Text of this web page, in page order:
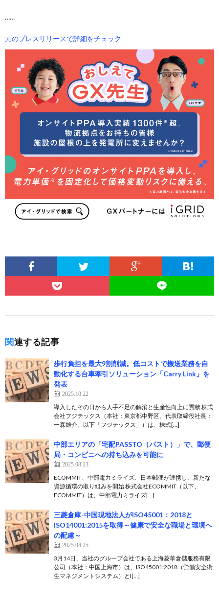
……
元のプレスリリースで詳細をチェック
関連する記事
歩行負担を最大9割削減。低コストで搬送業務を自
動化する台車牽引ソリューション「Carry Link」を
発表
2025.10.22
導入したその日から人手不足の解消と生産性向上に貢献 株式
会社フジテックス（本社：東京都中野区、代表取締役社長：
一森雄介、以下「フジテックス」）は、株式[…]
中部エリアの「宅配PASSTO（パスト）」で、郵便
局・コンビニへの持ち込みを可能に
2025.08.23
ECOMMIT、中部電力ミライズ、日本郵便が連携し、新たな
資源循環の取り組みを開始 株式会社ECOMMIT（以下、
ECOMMIT）は、中部電力ミライズ[…]
三菱倉庫-中国現地法人がISO45001：2018と
ISO14001:2015を取得～健康で安全な職場と環境へ
の配慮～
2025.04.25
3月14日、当社のグループ会社である上海菱華倉儲服務有限
公司（本社：中国上海市）は、ISO45001:2018（労働安全衛
生マネジメントシステム）とI[…]